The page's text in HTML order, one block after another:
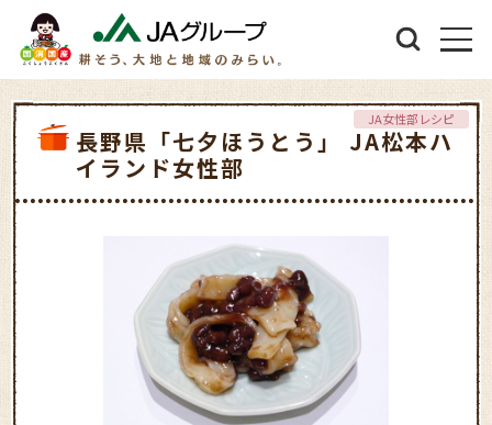
長野県「七夕ほうとう」 JA松本ハ
イランド女性部
JA女性部レシピ